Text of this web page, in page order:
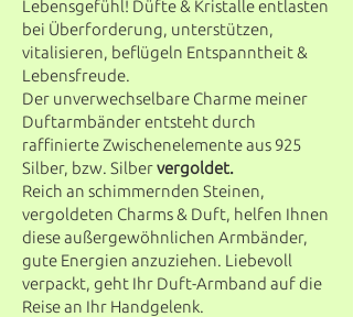
Lebensgefühl! Düfte & Kristalle entlasten
bei Überforderung, unterstützen,
vitalisieren, beflügeln Entspanntheit &
Lebensfreude.
Der unverwechselbare Charme meiner
Duftarmbänder entsteht durch
raffinierte Zwischenelemente aus 925
Silber, bzw. Silbervergoldet.
Reich an schimmernden Steinen,
vergoldeten Charms & Duft, helfen Ihnen
diese außergewöhnlichen Armbänder,
gute Energien anzuziehen. Liebevoll
verpackt, geht Ihr Duft-Armband auf die
Reise an Ihr Handgelenk.